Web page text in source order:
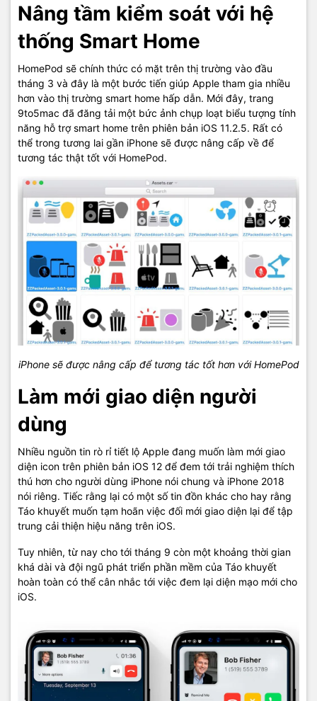
Nâng tầm kiểm soát với hệ
thống Smart Home
HomePod sẽ chính thức có mặt trên thị trường vào đầu
tháng 3 và đây là một bước tiến giúp Apple tham gia nhiều
hơn vào thị trường smart home hấp dẫn. Mới đây, trang
9to5mac đã đăng tải một bức ảnh chụp loạt biểu tượng tính
năng hỗ trợ smart home trên phiên bản iOS 11.2.5. Rất có
thể trong tương lai gần iPhone sẽ được nâng cấp về để
tương tác thật tốt với HomePod.
iPhone sẽ được nâng cấp để tương tác tốt hơn với HomePod
Làm mới giao diện người
dùng
Nhiều nguồn tin rò rỉ tiết lộ Apple đang muốn làm mới giao
diện icon trên phiên bản iOS 12 để đem tới trải nghiệm thích
thú hơn cho người dùng iPhone nói chung và iPhone 2018
nói riêng. Tiếc rằng lại có một số tin đồn khác cho hay rằng
Táo khuyết muốn tạm hoãn việc đối mới giao diện lại để tập
trung cải thiện hiệu năng trên iOS.
Tuy nhiên, từ nay cho tới tháng 9 còn một khoảng thời gian
khá dài và đội ngũ phát triển phần mềm của Táo khuyết
hoàn toàn có thể cân nhắc tới việc đem lại diện mạo mới cho
iOS.